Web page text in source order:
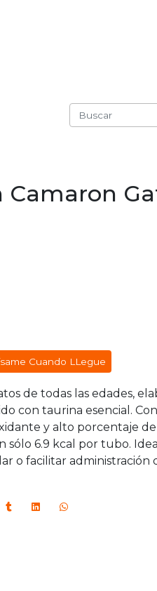
Camaron
Cuando LLegue
de todas las edades,
con taurina esencial.
y alto porcentaje
sólo 6.9 kcal por tubo.
o facilitar administración